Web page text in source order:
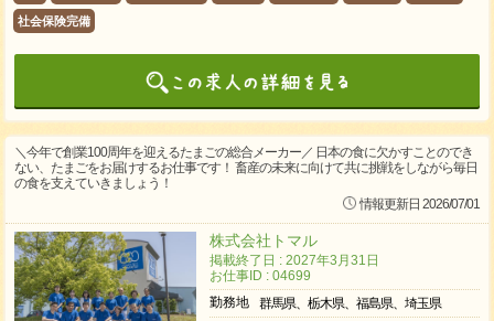
社会保険完備
＼今年で創業100周年を迎えるたまごの総合メーカー／ 日本の食に欠かすことのでき
ない、たまごをお届けするお仕事です！ 畜産の未来に向けて共に挑戦をしながら毎日
の食を支えていきましょう！
情報更新日 2026/07/01
株式会社トマル
掲載終了日 : 2027年3月31日
お仕事ID : 04699
勤務地
群馬県、栃木県、福島県、埼玉県